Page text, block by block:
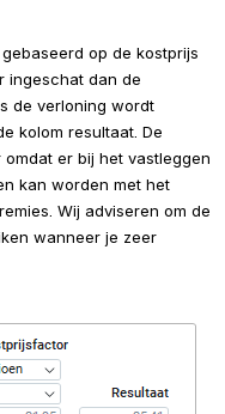
op de kostprijs
ingeschat dan de
de verloning wordt
kolom resultaat. De
er bij het vastleggen
kan worden met het
Wij adviseren om de
wanneer je zeer